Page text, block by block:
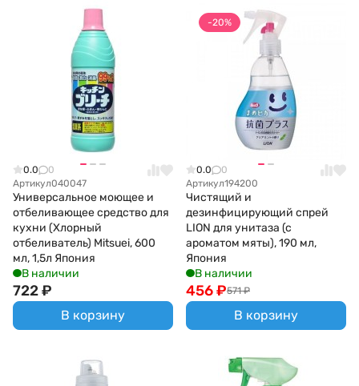
0.0
0
Артикул040047
Универсальное моющее и
отбеливающее средство для
кухни (Хлорный
отбеливатель) Mitsuei, 600
мл, 1,5л Япония
В наличии
722₽
В корзину
-20%
0.0
0
Артикул194200
Чистящий и
дезинфицирующий спрей
LION для унитаза (с
ароматом мяты), 190 мл,
Япония
В наличии
571 ₽
456₽
В корзину